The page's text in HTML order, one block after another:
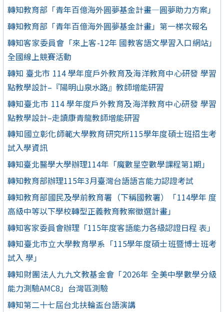
轉知教育部「青年百億海外圓夢基金計畫—圓夢助力方案」
轉知教育部「青年百億海外圓夢基金計畫」第一梯次報名
轉知客家委員會「來上客-12年 國教客語文學習入口網站」
全國線上競賽活動
轉知 臺北市 114 學年度戶外教育及海洋教育中心研發 學習
點教學設計–『陽明山泉水路』教師增能研習
轉知臺北市 114 學年度戶外教育及海洋教育中心研發 學習
點教學設計–走讀康青龍教師增能研習
轉知國立彰化師範大學教育研究所115學年度碩士班招生考
試入學資訊
轉知臺北醫學大學辦理114年「魔數星空數學課程第1期」
轉知教育部辦理115年3月臺灣台語語言能力認證考試
轉知教育部國民及學前教育署（下稱國教署）「114學年 度
高級中等以下學校轉型正義教育教案徵選計畫」
轉知客家委員會辦理「115年度客語能力各級認證日程 表」
轉知臺北市立大學教育學系「115學年度碩士班暨博士班考
試入 學」
轉知財團法人九九文教基金會「2026年 全美中學數學分級
能力測驗AMC8」台灣區測驗
轉知第二十七屆台北扶輪盃台語演講